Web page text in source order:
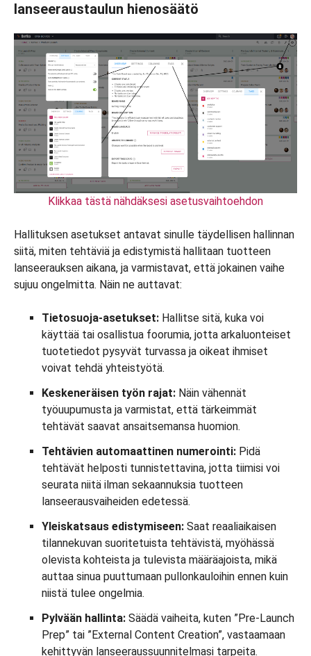
lanseeraustaulun hienosäätö
Klikkaa tästä nähdäksesi asetusvaihtoehdon
Hallituksen asetukset antavat sinulle täydellisen hallinnan
siitä, miten tehtäviä ja edistymistä hallitaan tuotteen
lanseerauksen aikana, ja varmistavat, että jokainen vaihe
sujuu ongelmitta. Näin ne auttavat:
Tietosuoja-asetukset: Hallitse sitä, kuka voi
käyttää tai osallistua foorumia, jotta arkaluonteiset
tuotetiedot pysyvät turvassa ja oikeat ihmiset
voivat tehdä yhteistyötä.
Keskeneräisen työn rajat: Näin vähennät
työuupumusta ja varmistat, että tärkeimmät
tehtävät saavat ansaitsemansa huomion.
Tehtävien automaattinen numerointi: Pidä
tehtävät helposti tunnistettavina, jotta tiimisi voi
seurata niitä ilman sekaannuksia tuotteen
lanseerausvaiheiden edetessä.
Yleiskatsaus edistymiseen: Saat reaaliaikaisen
tilannekuvan suoritetuista tehtävistä, myöhässä
olevista kohteista ja tulevista määräajoista, mikä
auttaa sinua puuttumaan pullonkauloihin ennen kuin
niistä tulee ongelmia.
Pylvään hallinta: Säädä vaiheita, kuten ”Pre-Launch
Prep” tai ”External Content Creation”, vastaamaan
kehittyvän lanseeraussuunnitelmasi tarpeita.